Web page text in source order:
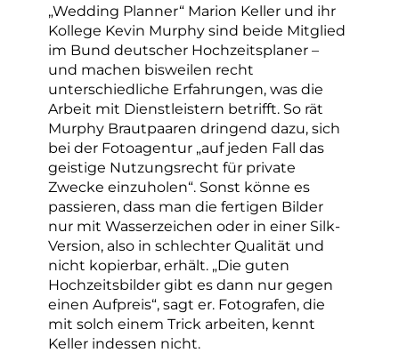
„Wedding Planner“ Marion Keller und ihr
Kollege Kevin Murphy sind beide Mitglied
im Bund deutscher Hochzeitsplaner –
und machen bisweilen recht
unterschiedliche Erfahrungen, was die
Arbeit mit Dienstleistern betrifft. So rät
Murphy Brautpaaren dringend dazu, sich
bei der Fotoagentur „auf jeden Fall das
geistige Nutzungsrecht für private
Zwecke einzuholen“. Sonst könne es
passieren, dass man die fertigen Bilder
nur mit Wasserzeichen oder in einer Silk-
Version, also in schlechter Qualität und
nicht kopierbar, erhält. „Die guten
Hochzeitsbilder gibt es dann nur gegen
einen Aufpreis“, sagt er. Fotografen, die
mit solch einem Trick arbeiten, kennt
Keller indessen nicht.